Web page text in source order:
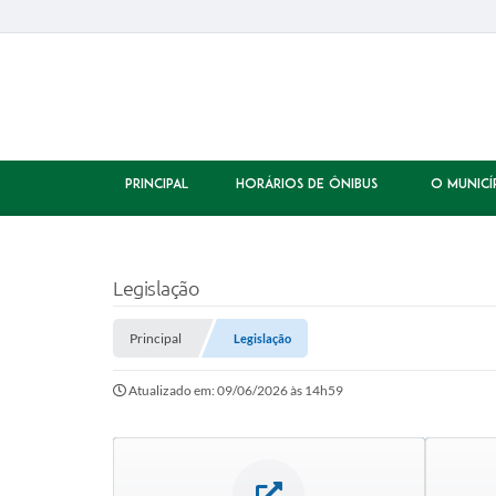
PRINCIPAL HORÁRIOS DE ÔNIBUS O
Legislação
Principal Legislação
Atualizado em: 09/06/2026 às 14h59